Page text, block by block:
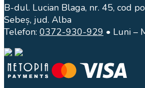
B-dul. Lucian Blaga, nr. 45, cod
Sebeș, jud. Alba
Telefon: 0372-930-929 • Luni –